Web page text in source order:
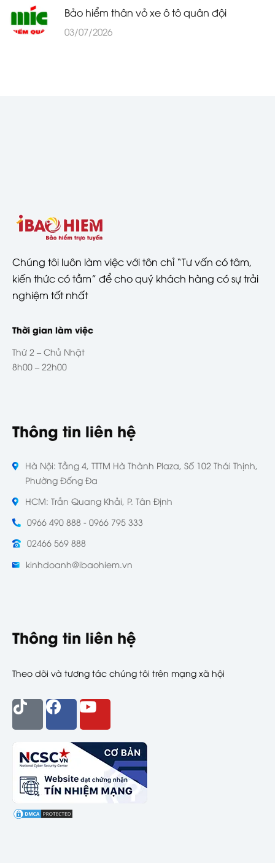
Bảo hiểm thân vỏ xe ô tô quân đội
03/07/2026
Chúng tôi luôn làm việc với tôn chỉ “Tư vấn có tâm,
kiến thức có tầm” để cho quý khách hàng có sự trải
nghiệm tốt nhất
Thời gian làm việc
Thứ 2 – Chủ Nhật
8h00 – 22h00
Thông tin liên hệ
Hà Nội: Tầng 4, TTTM Hà Thành Plaza, Số 102 Thái Thịnh,
Phường Đống Đa
HCM: Trần Quang Khải, P. Tân Định
0966 490 888 - 0966 795 333
02466 569 888
kinhdoanh@ibaohiem.vn
Thông tin liên hệ
Theo dõi và tương tác chúng tôi trên mạng xã hội